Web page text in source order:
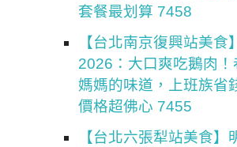
套餐最划算 7458
【台北南京復興站美食
2026：大口爽吃鵝肉！
媽媽的味道，上班族省
價格超佛心 7455
【台北六張犁站美食】